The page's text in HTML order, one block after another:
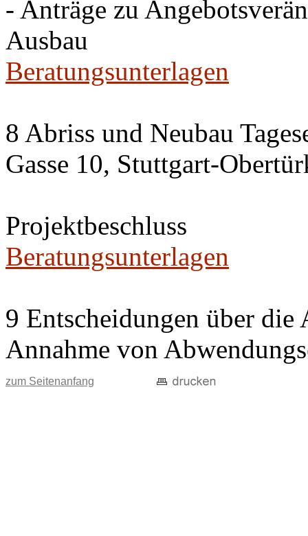
- Anträge zu
Ausbau
Beratungsunterlagen
8 Abriss und Neubau
Gasse 10, Stuttgart-
Projektbeschluss
Beratungsunterlagen
9 Entscheidungen über
Annahme von
zum Seitenanfang